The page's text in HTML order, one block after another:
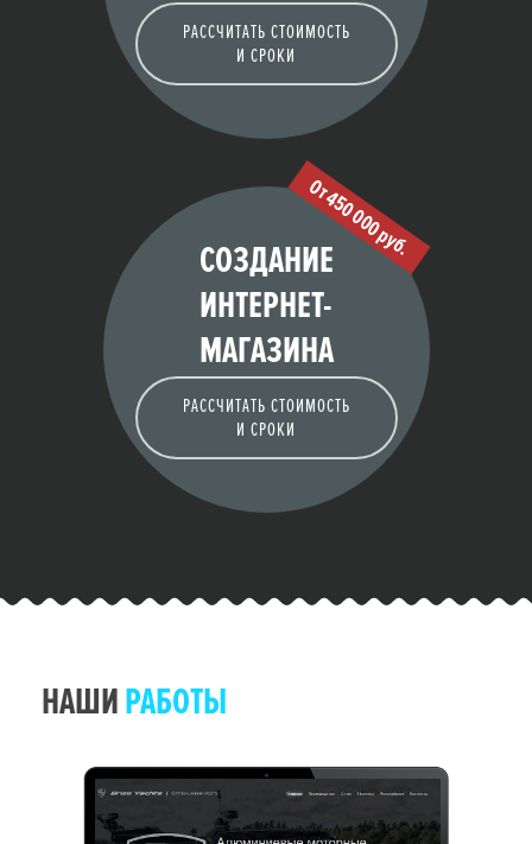
РАССЧИТАТЬ СТОИМОСТЬ
И СРОКИ
От 450 000 руб.
СОЗДАНИЕ
ИНТЕРНЕТ-
МАГАЗИНА
РАССЧИТАТЬ СТОИМОСТЬ
И СРОКИ
НАШИРАБОТЫ